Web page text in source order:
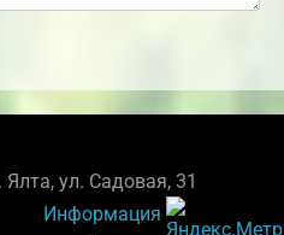
Ялта, ул. Садовая, 31
Информация